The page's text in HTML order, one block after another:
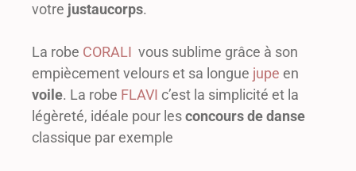
votre justaucorps.
La robe CORALI vous sublime grâce à son
empiècement velours et sa longue jupe en
voile. La robe FLAVI c’est la simplicité et la
légèreté, idéale pour lesconcours de danse
classique par exemple